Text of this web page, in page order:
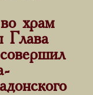
храм
Глава